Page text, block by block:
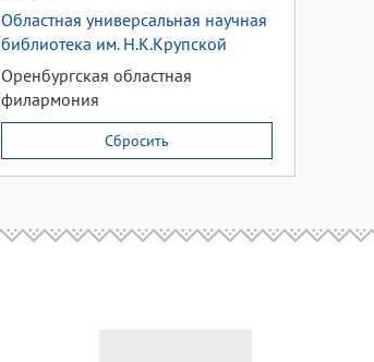
Областная универсальная научная
библиотека им. Н.К.Крупской
Оренбургская областная
филармония
Сбросить